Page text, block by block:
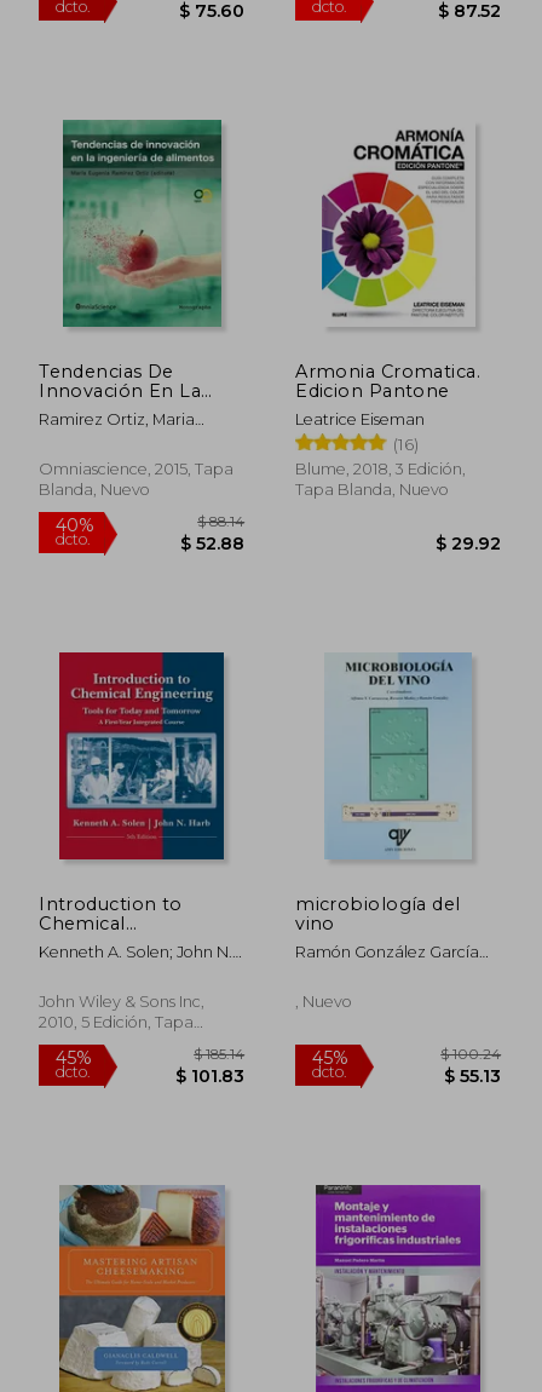
dcto. $ 39.25
45%
dcto.
45%
dcto.
45%
dcto. $ 75.60
40%
dcto.
Tendencias De
Innovación En La
Ingeniería De
Alimentos (spanish
Ramirez Ortiz, Maria
Omniascience, 2015, Tapa
Blanda, Nuevo
Armonia Cromatica.
Edicion Pantone
Leatrice Eiseman
(16)
Blume, 2018, 3 Edición,
Tapa Blanda, Nuevo
Introduction to
Chemical
Engineering: Tools
for Today and
Kenneth A. Solen; John N.
John Wiley & Sons Inc,
2010, 5 Edición, Tapa
Blanda, Nuevo
microbiología del
vino
Ramón González García
Moreno Alfonso-Vicente
Carrascosa Santiago
, Nuevo